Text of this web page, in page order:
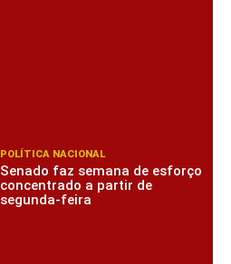
POLÍTICA NACIONAL
Senado faz semana de esforço
concentrado a partir de
segunda-feira